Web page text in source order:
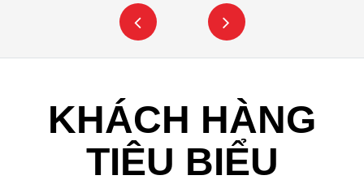
KHÁCH HÀNG
TIÊU BIỂU